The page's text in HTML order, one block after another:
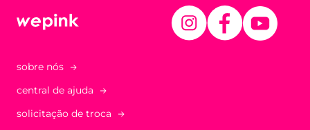
sobre nós
central de ajuda
solicitação de troca